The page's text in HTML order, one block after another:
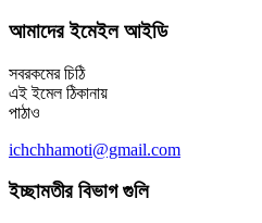
আমাদের ইমেইল আইডি
সবরকমের চিঠি
এই ইমেল ঠিকানায়
পাঠাও
ichchhamoti@gmail.com
ইচ্ছামতীর বিভাগ গুলি